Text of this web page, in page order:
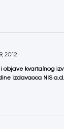
2012
objave kvartalnog
izdavaoca NIS